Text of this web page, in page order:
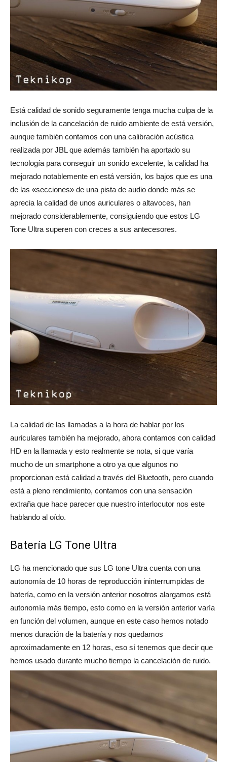
Está calidad de sonido seguramente tenga mucha culpa de la
inclusión de la cancelación de ruido ambiente de está versión,
aunque también contamos con una calibración acústica
realizada por JBL que además también ha aportado su
tecnología para conseguir un sonido excelente, la calidad ha
mejorado notablemente en está versión, los bajos que es una
de las «secciones» de una pista de audio donde más se
aprecia la calidad de unos auriculares o altavoces, han
mejorado considerablemente, consiguiendo que estos LG
Tone Ultra superen con creces a sus antecesores.
La calidad de las llamadas a la hora de hablar por los
auriculares también ha mejorado, ahora contamos con calidad
HD en la llamada y esto realmente se nota, si que varía
mucho de un smartphone a otro ya que algunos no
proporcionan está calidad a través del Bluetooth, pero cuando
está a pleno rendimiento, contamos con una sensación
extraña que hace parecer que nuestro interlocutor nos este
hablando al oído.
Batería LG Tone Ultra
LG ha mencionado que sus LG tone Ultra cuenta con una
autonomía de 10 horas de reproducción ininterrumpidas de
batería, como en la versión anterior nosotros alargamos está
autonomía más tiempo, esto como en la versión anterior varía
en función del volumen, aunque en este caso hemos notado
menos duración de la batería y nos quedamos
aproximadamente en 12 horas, eso sí tenemos que decir que
hemos usado durante mucho tiempo la cancelación de ruido.